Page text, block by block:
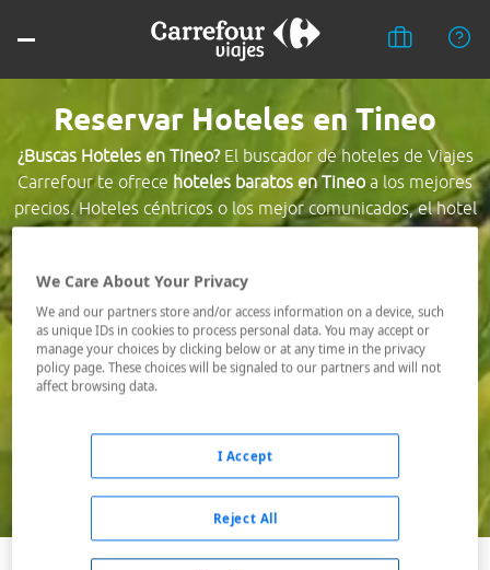
Reservar Hoteles en Tineo
¿Buscas Hoteles en Tineo?El buscador de hoteles de Viajes
Carrefour te ofrece hoteles baratos en Tineo a los mejores
precios. Hoteles céntricos o los mejor comunicados, el hotel
que busques nosotros te lo encontramos al mejor precio.
Destino *
Fechas *
08/08/2026 - 09/08/2026
Buscar
We Care About Your Privacy
We and our partners store and/or access information on a device, such
as unique IDs in cookies to process personal data. You may accept or
manage your choices by clicking below or at any time in the privacy
policy page. These choices will be signaled to our partners and will not
affect browsing data.
Reject All
I Accept